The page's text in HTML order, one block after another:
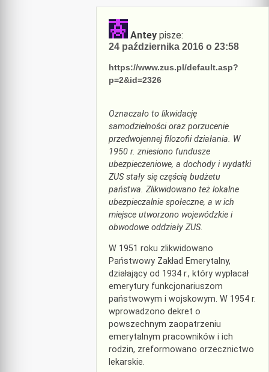
Antey pisze:
24 października 2016 o 23:58
https://www.zus.pl/default.asp?
p=2&id=2326
Oznaczało to likwidację
samodzielności oraz porzucenie
przedwojennej filozofii działania. W
1950 r. zniesiono fundusze
ubezpieczeniowe, a dochody i wydatki
ZUS stały się częścią budżetu
państwa. Zlikwidowano też lokalne
ubezpieczalnie społeczne, a w ich
miejsce utworzono wojewódzkie i
obwodowe oddziały ZUS.
W 1951 roku zlikwidowano
Państwowy Zakład Emerytalny,
działający od 1934 r., który wypłacał
emerytury funkcjonariuszom
państwowym i wojskowym. W 1954 r.
wprowadzono dekret o
powszechnym zaopatrzeniu
emerytalnym pracowników i ich
rodzin, zreformowano orzecznictwo
lekarskie.